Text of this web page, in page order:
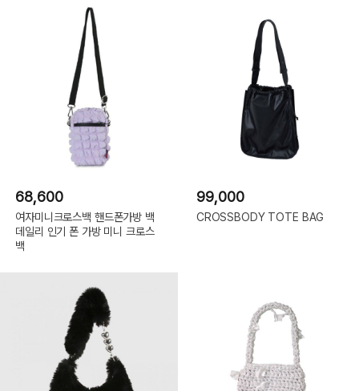
68,600
여자미니크로스백 핸드폰가방 백
데일리 인기 폰 가방 미니 크로스
백
99,000
CROSSBODY TOTE BAG